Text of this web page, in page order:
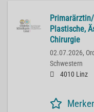
Plastische,
Chirurgie
02.07.2026,
Schwestern
4010 Linz